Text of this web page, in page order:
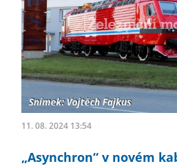
11. 08. 2024 13:54
„Asynchron“ v novém